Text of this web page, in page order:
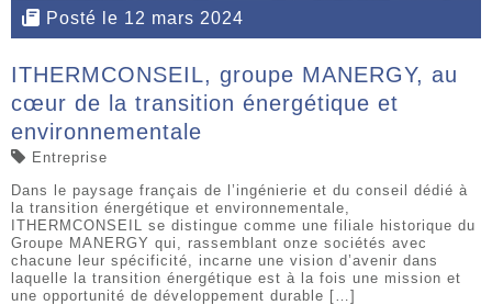
Posté le 12 mars 2024
ITHERMCONSEIL, groupe MANERGY, au
cœur de la transition énergétique et
environnementale
Entreprise
Dans le paysage français de l’ingénierie et du conseil dédié à
la transition énergétique et environnementale,
ITHERMCONSEIL se distingue comme une filiale historique du
Groupe MANERGY qui, rassemblant onze sociétés avec
chacune leur spécificité, incarne une vision d’avenir dans
laquelle la transition énergétique est à la fois une mission et
une opportunité de développement durable […]